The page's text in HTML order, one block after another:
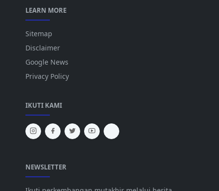
LEARN MORE
Sitemap
Disclaimer
Google News
Privacy Policy
IKUTI KAMI
NEWSLETTER